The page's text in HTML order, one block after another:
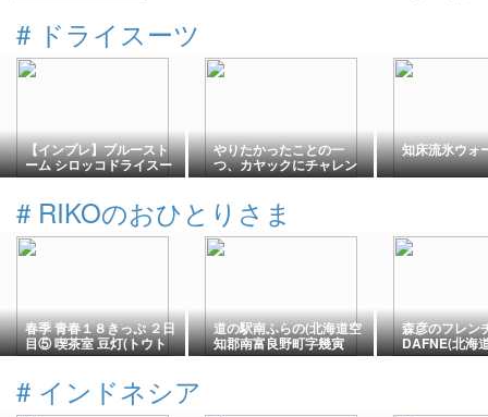
# ドライスーツ
【インプレ】ブルースト
ーム シロッコドライスー
ツファーストインプレッ
やりたかったことの一
つ、カヤックにチャレン
ジしました
知床流氷ウォ
# RIKOのおひとりさま
春季 青春１８きっぷ ２日
目⑤ 喫茶室 豆灯(トウト
ウ 網走郡美幌町仲町2丁
道の駅南ふらの(北海道空
知郡南富良野町字幾寅
687)
森彦のフレン
DAFNE(北海
央区北一条西
# インドネシア